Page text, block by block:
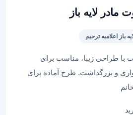
مادر لایه باز
باز اعلامیه ترحیم
با طراحی زیبا، مناسب برای
و بزرگداشت. طرح آماده برای